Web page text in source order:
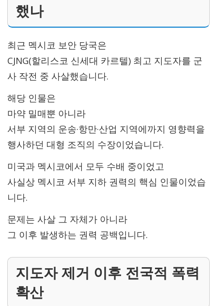
했나
최근 멕시코 보안 당국은
CJNG(할리스코 신세대 카르텔) 최고 지도자를 군
사 작전 중 사살했습니다.
해당 인물은
마약 밀매뿐 아니라
서부 지역의 운송·항만·산업 지역에까지 영향력을
행사하던 대형 조직의 수장이었습니다.
미국과 멕시코에서 모두 수배 중이었고
사실상 멕시코 서부 지하 권력의 핵심 인물이었습
니다.
문제는 사살 그 자체가 아니라
그 이후 발생하는 권력 공백입니다.
지도자 제거 이후 전국적 폭력
확산